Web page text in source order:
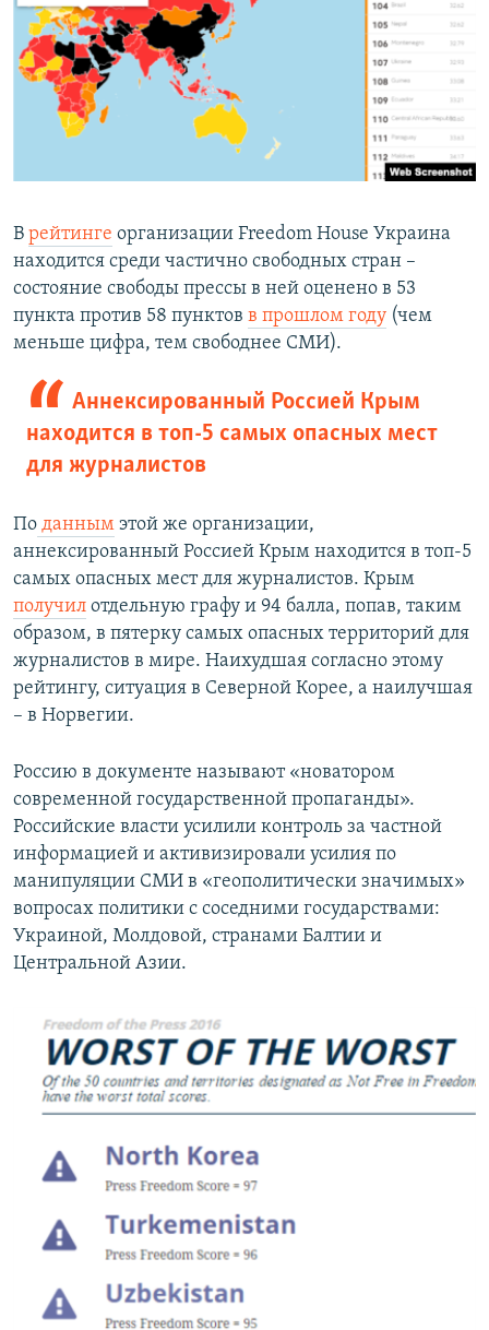
В рейтинге организации Freedom House Украина
находится среди частично свободных стран –
состояние свободы прессы в ней оценено в 53
пункта против 58 пунктов в прошлом году (чем
меньше цифра, тем свободнее СМИ).
Аннексированный Россией Крым
находится в топ-5 самых опасных мест
для журналистов
По данным этой же организации,
аннексированный Россией Крым находится в топ-5
самых опасных мест для журналистов. Крым
получил отдельную графу и 94 балла, попав, таким
образом, в пятерку самых опасных территорий для
журналистов в мире. Наихудшая согласно этому
рейтингу, ситуация в Северной Корее, а наилучшая
– в Норвегии.
Россию в документе называют «новатором
современной государственной пропаганды».
Российские власти усилили контроль за частной
информацией и активизировали усилия по
манипуляции СМИ в «геополитически значимых»
вопросах политики с соседними государствами:
Украиной, Молдовой, странами Балтии и
Центральной Азии.